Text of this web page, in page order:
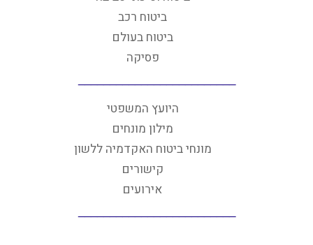
ביטוח רכב
ביטוח בעולם
פסיקה
היועץ המשפטי
מילון מונחים
מונחי ביטוח האקדמיה ללשון
קישורים
אירועים